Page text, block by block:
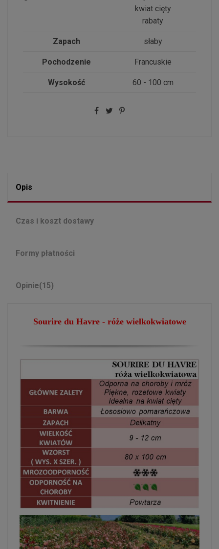
kwiat cięty
rabaty
Zapach słaby
Pochodzenie Francuskie
Wysokość 60 - 100 cm
Opis
Czas i koszt dostawy
Formy płatności
Opinie(15)
Sourire du Havre - różewielkokwiatowe